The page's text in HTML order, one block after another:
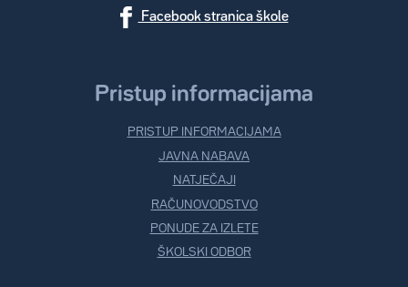
Facebook stranica škole
Pristup informacijama
PRISTUP INFORMACIJAMA
JAVNA NABAVA
NATJEČAJI
RAČUNOVODSTVO
PONUDE ZA IZLETE
ŠKOLSKI ODBOR